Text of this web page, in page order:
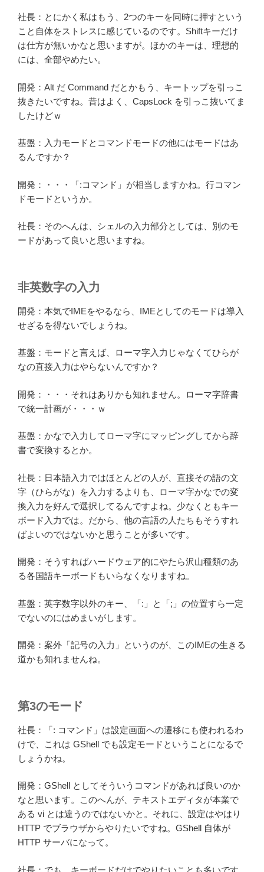
社長：とにかく私はもう、2つのキーを同時に押すという
こと自体をストレスに感じているのです。Shiftキーだけ
は仕方が無いかなと思いますが。ほかのキーは、理想的
には、全部やめたい。
開発：Alt だ Command だとかもう、キートップを引っこ
抜きたいですね。昔はよく、CapsLock を引っこ抜いてま
したけどｗ
基盤：入力モードとコマンドモードの他にはモードはあ
るんですか？
開発：・・・「:コマンド」が相当しますかね。行コマン
ドモードというか。
社長：そのへんは、シェルの入力部分としては、別のモ
ードがあって良いと思いますね。
非英数字の入力
開発：本気でIMEをやるなら、IMEとしてのモードは導入
せざるを得ないでしょうね。
基盤：モードと言えば、ローマ字入力じゃなくてひらが
なの直接入力はやらないんですか？
開発：・・・それはありかも知れません。ローマ字辞書
で統一計画が・・・ｗ
基盤：かなで入力してローマ字にマッピングしてから辞
書で変換するとか。
社長：日本語入力ではほとんどの人が、直接その語の文
字（ひらがな）を入力するよりも、ローマ字かなでの変
換入力を好んで選択してるんですよね。少なくともキー
ボード入力では。だから、他の言語の人たちもそうすれ
ばよいのではないかと思うことが多いです。
開発：そうすればハードウェア的にやたら沢山種類のあ
る各国語キーボードもいらなくなりますね。
基盤：英字数字以外のキー、「:」と「;」の位置すら一定
でないのにはめまいがします。
開発：案外「記号の入力」というのが、このIMEの生きる
道かも知れませんね。
第3のモード
社長：「: コマンド」は設定画面への遷移にも使われるわ
けで、これは GShell でも設定モードということになるで
しょうかね。
開発：GShell としてそういうコマンドがあれば良いのか
なと思います。このへんが、テキストエディタが本業で
ある vi とは違うのではないかと。それに、設定はやはり
HTTP でブラウザからやりたいですね。GShell 自体が
HTTP サーバになって。
社長：でも、キーボードだけでやりたいことも多いです